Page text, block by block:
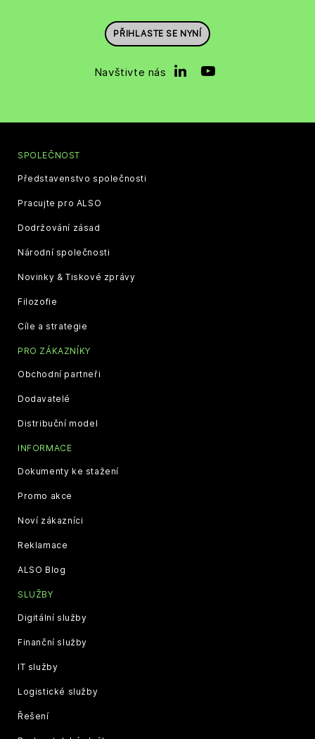
PŘIHLASTE SE NYNÍ
Navštivte nás
SPOLEČNOST
Představenstvo společnosti
Pracujte pro ALSO
Dodržování zásad
Národní společnosti
Novinky & Tiskové zprávy
Filozofie
Cíle a strategie
PRO ZÁKAZNÍKY
Obchodní partneři
Dodavatelé
Distribuční model
INFORMACE
Dokumenty ke stažení
Promo akce
Noví zákazníci
Reklamace
ALSO Blog
SLUŽBY
Digitální služby
Finanční služby
IT služby
Logistické služby
Řešení